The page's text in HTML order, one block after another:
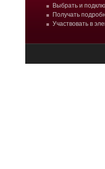
Выбрать и
Получать
Участвовать в